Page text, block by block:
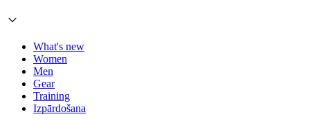
What's new
Women
Men
Gear
Training
Izpārdošana